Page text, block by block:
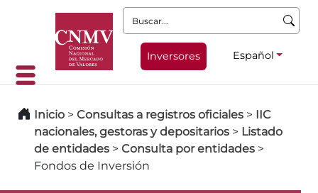
Buscar:
Inversores Español
Inicio > Consultas a registros oficiales > IIC
nacionales, gestoras y depositarios > Listado
de entidades > Consulta por entidades >
Fondos de Inversión